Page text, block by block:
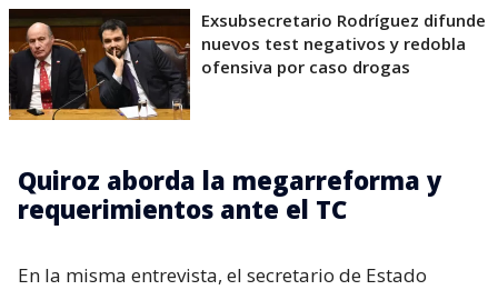
Exsubsecretario Rodríguez difunde
nuevos test negativos y redobla
ofensiva por caso drogas
Quiroz aborda la megarreforma y
requerimientos ante el TC
En la misma entrevista, el secretario de Estado